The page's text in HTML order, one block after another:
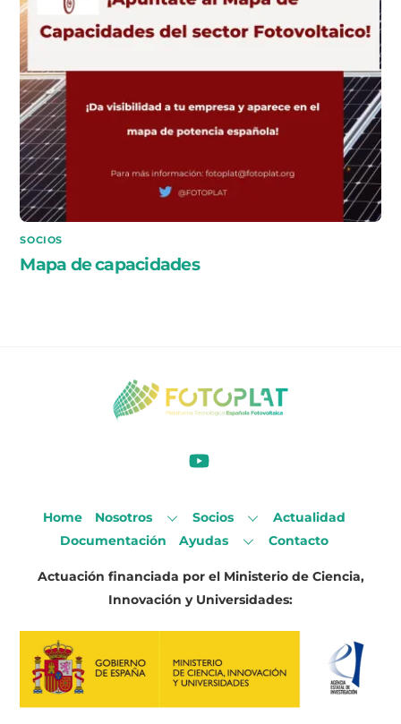
SOCIOS
Mapa de capacidades
Home Nosotros Socios
Actualidad
Documentación
Ayudas Contacto
Actuación financiada por el Ministerio de Ciencia,
Innovación y Universidades: